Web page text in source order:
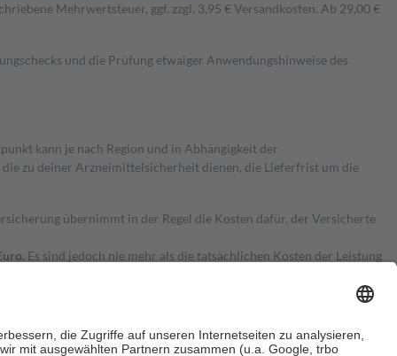
Mehrwertsteuer, ggf. zzgl. 3,95 € Versandkosten. Ab 29,00 €
und die Prüfung etwaiger Anwendungshinweise des
kann je nach Region und in Abhängigkeit der
zu deiner Arzneimittelsicherheit dienen, die Lieferfrist um die
übernimmt in der Regel die Kosten dafür, der Versicherte
Es sind jedoch nie mehr als die tatsächlichen Kosten der Leistung
Zuzahlungen an bei: